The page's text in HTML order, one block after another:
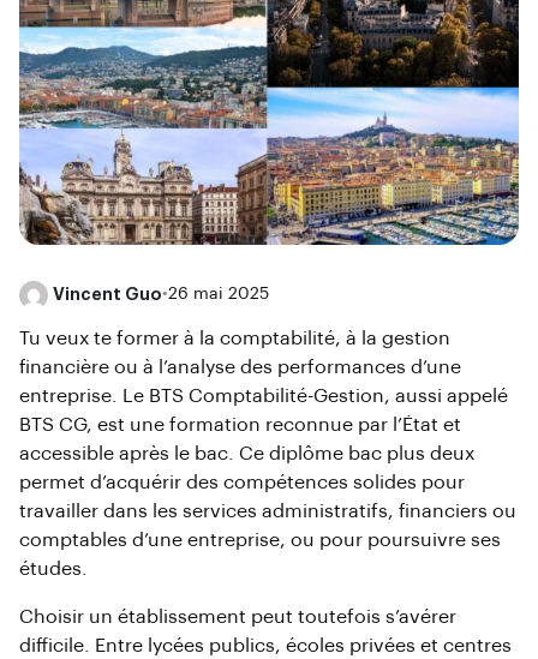
Vincent Guo•26 mai 2025
Tu veux te former à la comptabilité, à la gestion
financière ou à l’analyse des performances d’une
entreprise. Le BTS Comptabilité-Gestion, aussi appelé
BTS CG, est une formation reconnue par l’État et
accessible après le bac. Ce diplôme bac plus deux
permet d’acquérir des compétences solides pour
travailler dans les services administratifs, financiers ou
comptables d’une entreprise, ou pour poursuivre ses
études.
Choisir un établissement peut toutefois s’avérer
difficile. Entre lycées publics, écoles privées et centres